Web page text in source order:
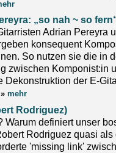
„so nah ~ so
Adrian Pereyra
konsequent
So nutzen sie die in
zwischen Komponist:in
Dekonstruktion der E-
» mehr
Rodriguez)
Warum definiert unser
Rodriguez quasi
'missing link'